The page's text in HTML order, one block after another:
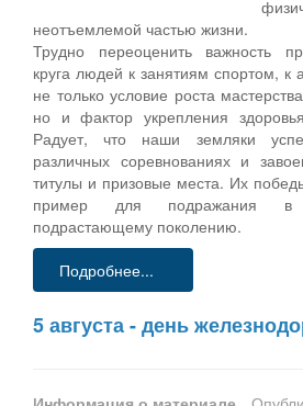
неотъемлемой частью жизни.
Трудно переоценить важность
круга людей к занятиям спортом, к
не только условие роста
но и фактор укрепления
Радует, что наши земляки
различных соревнованиях и
титулы и призовые места. Их
пример для подражания в
подрастающему поколению.
Подробнее...
5 августа - день